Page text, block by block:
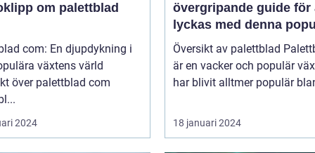
om palettblad
com: En djupdykning i
växtens värld
över palettblad com
2024
övergripande guide för
lyckas med denna
växt
Översikt av palettblad Palettblad
är en vacker och populär
har blivit alltmer populär
18 januari 2024